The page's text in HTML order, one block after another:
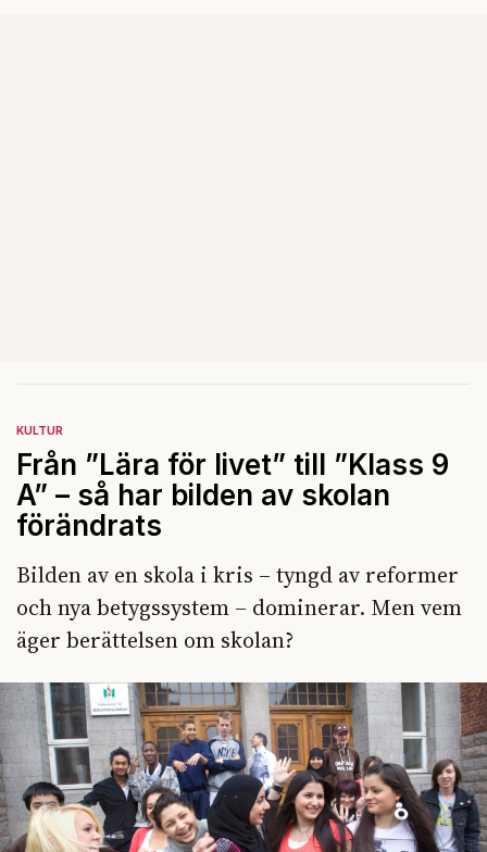
KULTUR
Från ”Lära för livet” till ”Klass 9
A” – så har bilden av skolan
förändrats
Bilden av en skola i kris – tyngd av reformer
och nya betygssystem – dominerar. Men vem
äger berättelsen om skolan?